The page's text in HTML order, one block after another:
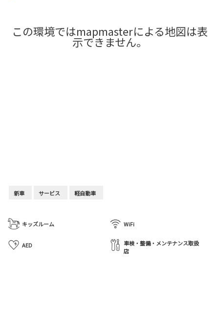
新車 サービス 軽自動車
キッズルーム WiFi
AED
車検・整備・メンテナンス取扱
店
この環境ではmapmasterによる地図は表
示できません。